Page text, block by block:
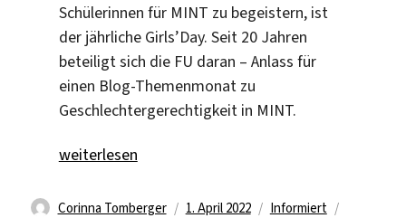
Schülerinnen für MINT zu begeistern, ist
der jährliche Girls’Day. Seit 20 Jahren
beteiligt sich die FU daran – Anlass für
einen Blog-Themenmonat zu
Geschlechtergerechtigkeit in MINT.
„Im Fokus: Geschlechtergerechtigkeit in MINT“
weiterlesen
Autor
Corinna Tomberger
Veröffentlicht
1. April 2022 Kategorien
Informiert